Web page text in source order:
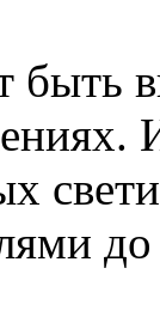
быть